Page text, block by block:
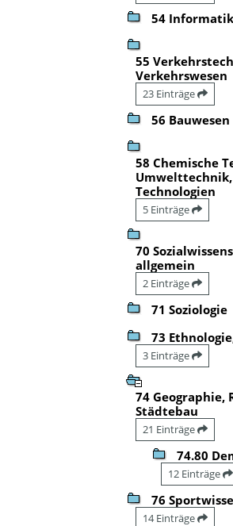
54 Informatik
55
Verkehrswesen
23 Einträge
56 Bauwesen
58 Chemische
Technologien
5 Einträge
70
allgemein
2 Einträge
71 Soziologie
73
3 Einträge
74 Geographie,
Städtebau
21 Einträge
74.80
12 Einträge
76
14 Einträge